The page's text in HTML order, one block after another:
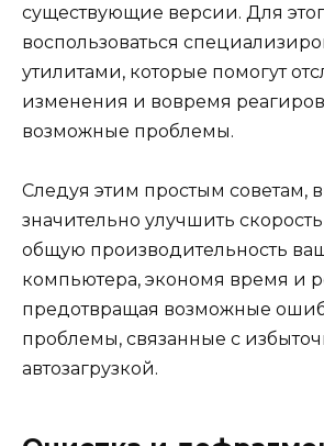
существующие версии. Для
воспользоваться
утилитами, которые помогут
изменения и вовремя
возможные проблемы.
Следуя этим простым советам,
значительно улучшить
общую производительность
компьютера, экономя время и
предотвращая возможные
проблемы, связанные с
автозагрузкой.